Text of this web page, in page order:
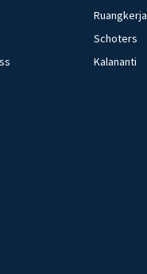
Ruangkerja
Schoters
Kalananti